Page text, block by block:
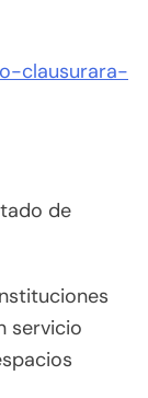
clausurara-
de
servicio